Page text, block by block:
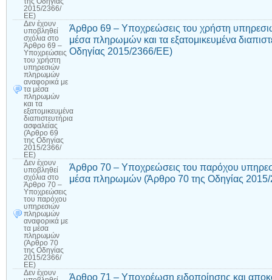
2015/2366/
ΕΕ)
Δεν έχουν
υποβληθεί
σχόλια στο
Άρθρο 69 –
Υποχρεώσεις
του χρήστη
υπηρεσιών
πληρωμών
αναφορικά με
τα μέσα
πληρωμών
και τα
εξατομικευμένα
διαπιστευτήρια
ασφαλείας
(Άρθρο 69
της Οδηγίας
2015/2366/
ΕΕ)
Άρθρο 69 – Υποχρεώσεις του χρήστη
μέσα πληρωμών και τα εξατομικευμένα
Οδηγίας 2015/2366/ΕΕ)
Δεν έχουν
υποβληθεί
σχόλια στο
Άρθρο 70 –
Υποχρεώσεις
του παρόχου
υπηρεσιών
πληρωμών
αναφορικά με
τα μέσα
πληρωμών
(Άρθρο 70
της Οδηγίας
2015/2366/
ΕΕ)
Άρθρο 70 – Υποχρεώσεις του παρόχου
μέσα πληρωμών (Άρθρο 70 της Οδηγίας
Δεν έχουν
Άρθρο 71 – Υποχρέωση ειδοποίησης και